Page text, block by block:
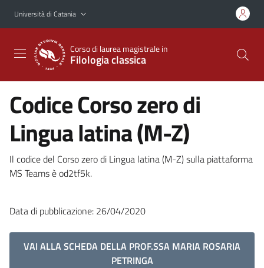
Vai al contenuto principale
Vai al menu di navigazione
Università di Catania
Corso di laurea magistrale in
Filologia classica
Codice Corso zero di
Lingua latina (M-Z)
Il codice del Corso zero di Lingua latina (M-Z) sulla piattaforma
MS Teams è od2tf5k.
Data di pubblicazione: 26/04/2020
VAI ALLA SCHEDA DELLA PROF.SSA MARIA ROSARIA
PETRINGA